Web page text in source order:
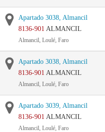
Apartado 3038, Almancil
8136-901 ALMANCIL
Almancil, Loulé, Faro
Apartado 3038, Almancil
8136-901 ALMANCIL
Almancil, Loulé, Faro
Apartado 3039, Almancil
8136-901 ALMANCIL
Almancil, Loulé, Faro